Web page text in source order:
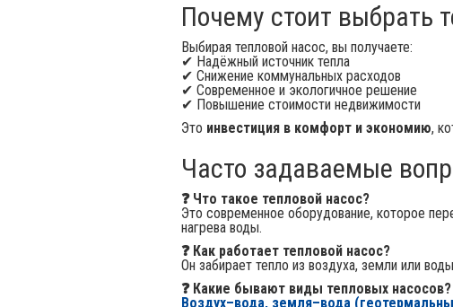
Почему стоит выбрать
Выбирая тепловой насос, вы получаете:
✔ Надёжный источник тепла
✔ Снижение коммунальных расходов
✔ Современное и экологичное решение
✔ Повышение стоимости недвижимости
Это инвестиция в комфорт и экономию,
Часто задаваемые
❓ Что такое тепловой насос?
Это современное оборудование, которое
нагрева воды.
❓ Как работает тепловой насос?
Он забирает тепло из воздуха, земли или
❓ Какие бывают виды тепловых насосов?
Воздух–вода, земля–вода